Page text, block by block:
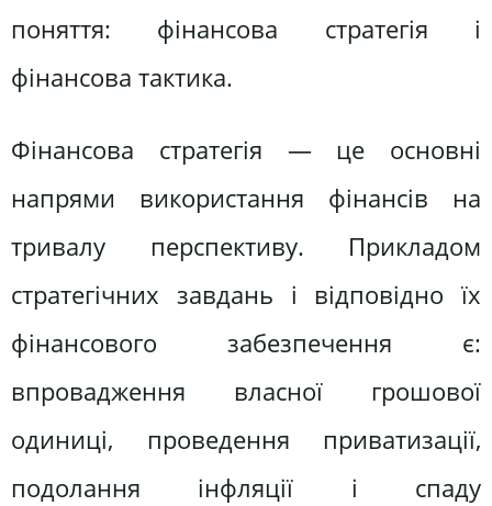
поняття: фінансова стратегія і
фінансова тактика.
Фінансова стратегія — це основнi
напрями використання фiнансiв на
тривалу перспективу. Прикладом
стратегiчних завдань i вiдповiдно їх
фiнансового забезпечення є:
впровадження власної грошової
одиницi, проведення приватизацiї,
подолання iнфляцiї i спаду